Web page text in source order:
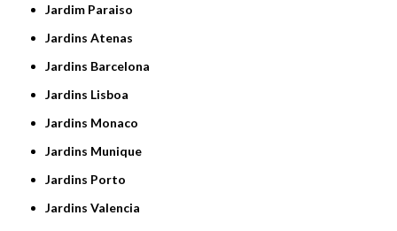
Jardim Paraiso
Jardins Atenas
Jardins Barcelona
Jardins Lisboa
Jardins Monaco
Jardins Munique
Jardins Porto
Jardins Valencia